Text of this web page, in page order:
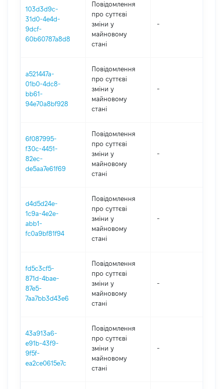
103d3d9c-
31d0-4e4d-
9dcf-
60b60787a8d8
Повідомлення
про суттєві
зміни y
майновому
стані
-
a521447a-
01b0-4dc8-
bb61-
94e70a8bf928
Повідомлення
про суттєві
зміни y
майновому
стані
-
6f087995-
f30c-4451-
82ec-
de5aa7e61f69
Повідомлення
про суттєві
зміни y
майновому
стані
-
d4d5d24e-
1c9a-4e2e-
abb1-
fc0a9bf81f94
Повідомлення
про суттєві
зміни y
майновому
стані
-
fd5c3cf5-
871d-4bae-
87e5-
7aa7bb3d43e6
Повідомлення
про суттєві
зміни y
майновому
стані
-
43a913a6-
e91b-43f9-
9f5f-
ea2ce0615e7c
Повідомлення
про суттєві
зміни y
майновому
стані
-